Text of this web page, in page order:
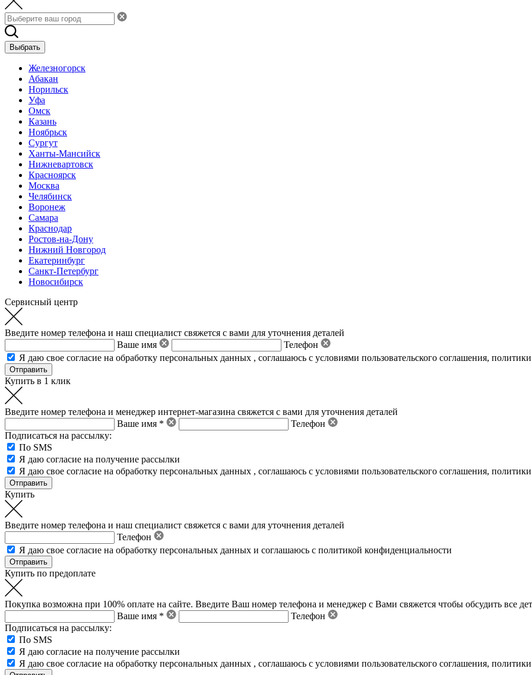
Выбрать
Железногорск
Абакан
Норильск
Уфа
Омск
Казань
Ноябрьск
Сургут
Ханты-Мансийск
Нижневартовск
Красноярск
Москва
Челябинск
Воронеж
Самара
Краснодар
Ростов-на-Дону
Нижний Новгород
Екатеринбург
Санкт-Петербург
Новосибирск
Сервисный центр
Введите номер телефона и наш специалист свяжется с вами для уточнения деталей
Ваше имя
Телефон
Я даю свое согласие на обработку персональных данных , соглашаюсь с условиями пользовательского соглашения,
Купить в 1 клик
Введите номер телефона и менеджер интернет-магазина свяжется с вами для уточнения деталей
Ваше имя *
Телефон
Подписаться на рассылку:
По SMS
Я даю согласие на получение рассылки
Я даю свое согласие на обработку персональных данных , соглашаюсь с условиями пользовательского соглашения,
Купить
Введите номер телефона и наш специалист свяжется с вами для уточнения деталей
Телефон
Я даю свое согласие на обработку персональных данных и соглашаюсь с политикой конфиденциальности
Купить по предоплате
Покупка возможна при 100% оплате на сайте. Введите Ваш номер телефона и менеджер с Вами свяжется чтобы обсудить все
Ваше имя *
Телефон
Подписаться на рассылку:
По SMS
Я даю согласие на получение рассылки
Я даю свое согласие на обработку персональных данных , соглашаюсь с условиями пользовательского соглашения,